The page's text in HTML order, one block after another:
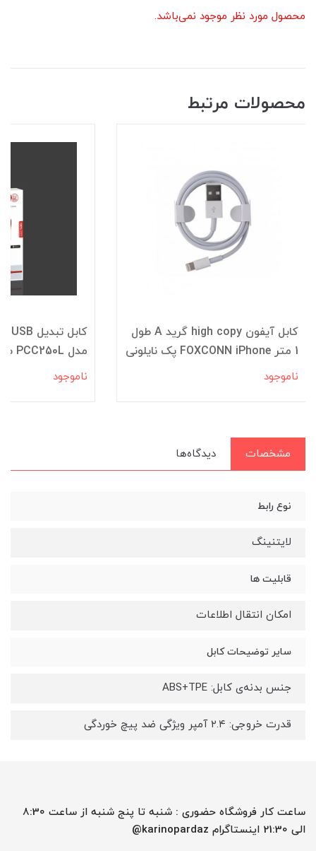
محصول مورد نظر موجود نمی‌باشد.
محصولات مرتبط
کابل آیفون high copy گرید A طول
1 متر FOXCONN iPhone پک نایلونی
ناموجود
مدل PCC250L طول 1 متر
ناموجود
مشخصات دیدگاه‌ها
نوع رابط
لایتنینگ
قابلیت ها
امکان انتقال اطلاعات
سایر توضیحات کابل
جنس بدنه‌ی کابل: ABS+TPE
قدرت خروجی: ۲.۴ آمپر ویژگی ضد پیچ خوردگی
ساعت کار فروشگاه حضوری : شنبه تا پنج شنبه از ساعت 8:30
الی 21:30 اینستاگرام karinopardaz@